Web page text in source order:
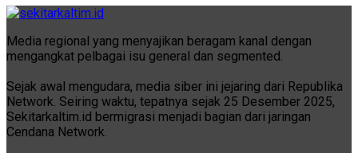
Media regional yang menyajikan beragam kanal dengan
mengangkat pelbagai isu general dan segmented.
Sejak awal mengudara, media siber ini jejaring dari Republika
Network. Seiring waktu, tepatnya sejak 25 Desember 2025,
Sekitarkaltim.id bermigrasi menjadi bagian dari jaringan
Cendana Network.